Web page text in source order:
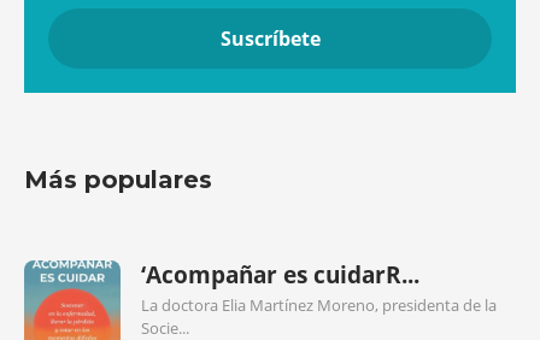
Más populares
‘Acompañar es cuidarR...
La doctora Elia Martínez Moreno, presidenta de la
Socie...